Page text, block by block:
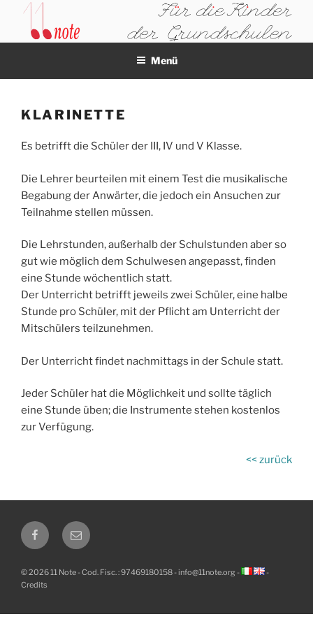
springen11NOTE
Menü
KLARINETTE
Es betrifft die Schüler der III, IV und V Klasse.
Die Lehrer beurteilen mit einem Test die musikalische
Begabung der Anwärter, die jedoch ein Ansuchen zur
Teilnahme stellen müssen.
Die Lehrstunden, außerhalb der Schulstunden aber so
gut wie möglich dem Schulwesen angepasst, finden
eine Stunde wöchentlich statt.
Der Unterricht betrifft jeweils zwei Schüler, eine halbe
Stunde pro Schüler, mit der Pflicht am Unterricht der
Mitschülers teilzunehmen.
Der Unterricht findet nachmittags in der Schule statt.
Jeder Schüler hat die Möglichkeit und sollte täglich
eine Stunde üben; die Instrumente stehen kostenlos
zur Verfügung.
<< zurück
FacebookEmail
© 2026 11 Note - Cod. Fisc. : 97469180158 -info@11note.org -
-
Credits